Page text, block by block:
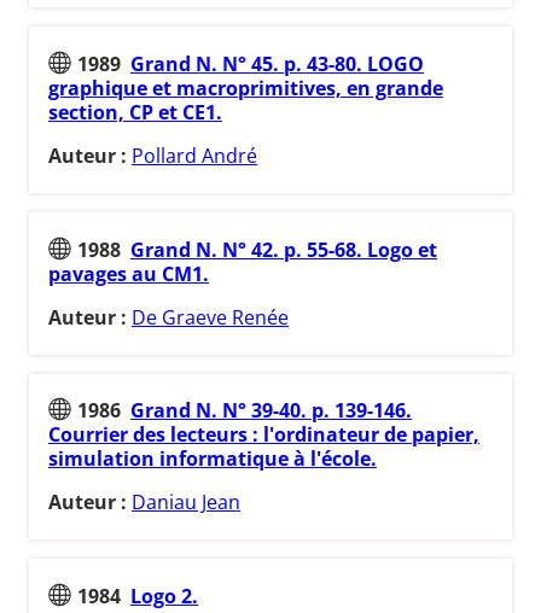
1989 Grand N. N° 45. p. 43-80. LOGO
graphique et macroprimitives, en grande
section, CP et CE1.
Auteur : Pollard André
1988 Grand N. N° 42. p. 55-68. Logo et
pavages au CM1.
Auteur : De Graeve Renée
1986 Grand N. N° 39-40. p. 139-146.
Courrier des lecteurs : l'ordinateur de papier,
simulation informatique à l'école.
Auteur : Daniau Jean
1984 Logo 2.